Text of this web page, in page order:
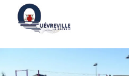
Panneau de gestion des cookies